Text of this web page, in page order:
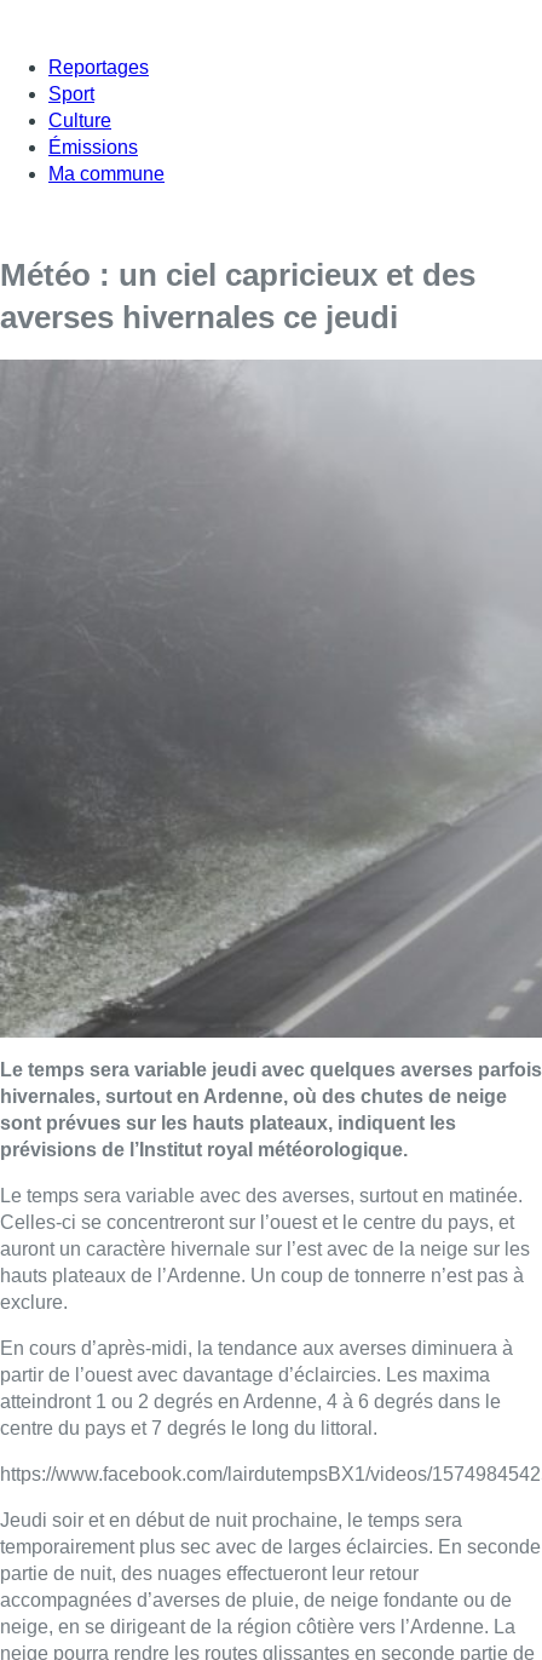
Reportages
Sport
Culture
Émissions
Ma commune
Météo : un ciel capricieux et des
averses hivernales ce jeudi
Le temps sera variable jeudi avec quelques averses parfois
hivernales, surtout en Ardenne, où des chutes de neige
sont prévues sur les hauts plateaux, indiquent les
prévisions de l’Institut royal météorologique.
Le temps sera variable avec des averses, surtout en matinée.
Celles-ci se concentreront sur l’ouest et le centre du pays, et
auront un caractère hivernale sur l’est avec de la neige sur les
hauts plateaux de l’Ardenne. Un coup de tonnerre n’est pas à
exclure.
En cours d’après-midi, la tendance aux averses diminuera à
partir de l’ouest avec davantage d’éclaircies. Les maxima
atteindront 1 ou 2 degrés en Ardenne, 4 à 6 degrés dans le
centre du pays et 7 degrés le long du littoral.
https://www.facebook.com/lairdutempsBX1/videos/
Jeudi soir et en début de nuit prochaine, le temps sera
temporairement plus sec avec de larges éclaircies. En seconde
partie de nuit, des nuages effectueront leur retour
accompagnées d’averses de pluie, de neige fondante ou de
neige, en se dirigeant de la région côtière vers l’Ardenne. La
neige pourra rendre les routes glissantes en seconde partie de